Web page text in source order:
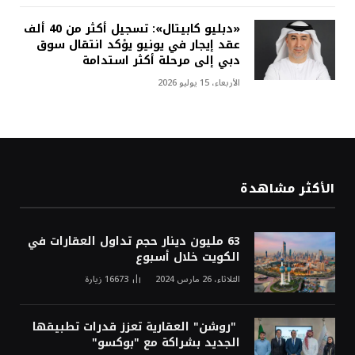
«دبليو كابيتال»: تسجيل أكثر من 40 ألف
عقد إيجار في يونيو يؤكد انتقال سوق
دبي إلى مرحلة أكثر استدامة
الأربعاء، 15 يوليو 2026
الأكثر مشاهدة
63 مليون دينار حجم تداول العقارات في
الكويت خلال أسبوع
الثلاثاء، 26 مارس 2024 16673 زيارة
"روشن" العقارية تعزز قدرات تطبيقها
الجديد بشراكة مع "بوكسو"